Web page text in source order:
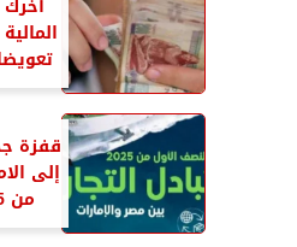
قفزة
من 2025.. واللؤلؤ...